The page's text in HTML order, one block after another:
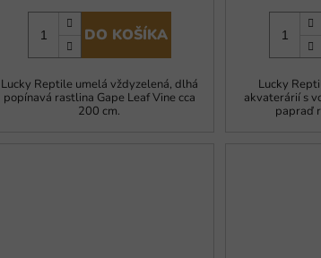
DO KOŠÍKA
Lucky Reptile umelá vždyzelená, dlhá
popínavá rastlina Gape Leaf Vine cca
200 cm.
Lucky
akvaterárií s
papraď